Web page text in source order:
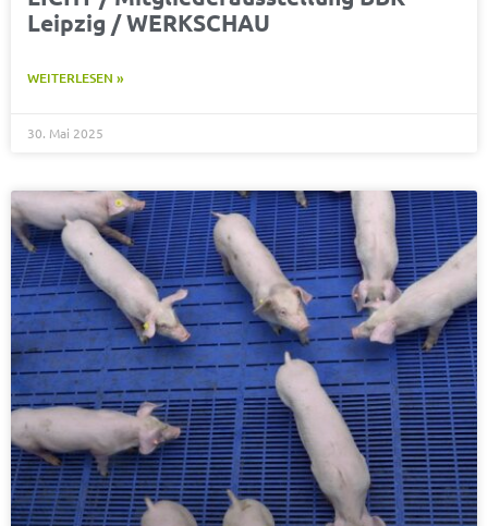
Leipzig / WERKSCHAU
WEITERLESEN »
30. Mai 2025